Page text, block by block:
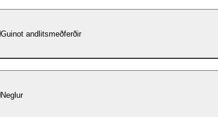
Guinot andlitsmeðferðir
Neglur